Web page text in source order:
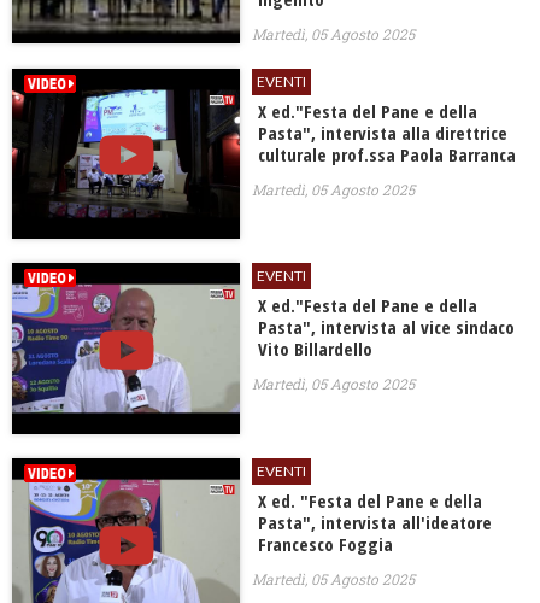
Martedì, 05 Agosto 2025
EVENTI
X ed."Festa del Pane e della
Pasta", intervista alla direttrice
culturale prof.ssa Paola Barranca
Martedì, 05 Agosto 2025
EVENTI
X ed."Festa del Pane e della
Pasta", intervista al vice sindaco
Vito Billardello
Martedì, 05 Agosto 2025
EVENTI
X ed. "Festa del Pane e della
Pasta", intervista all'ideatore
Francesco Foggia
Martedì, 05 Agosto 2025